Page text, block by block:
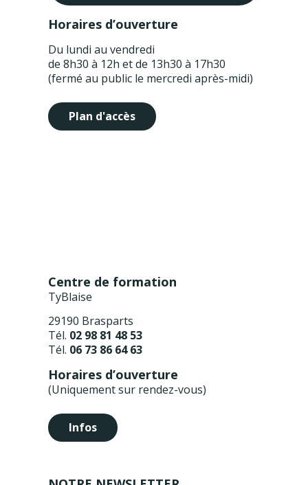
Horaires d’ouverture
Du lundi au vendredi
de 8h30 à 12h et de 13h30 à 17h30
(fermé au public le mercredi après-midi)
Plan d'accès
Centre de formation
TyBlaise
29190 Brasparts
Tél. 02 98 81 48 53
Tél. 06 73 86 64 63
Horaires d’ouverture
(Uniquement sur rendez-vous)
Infos